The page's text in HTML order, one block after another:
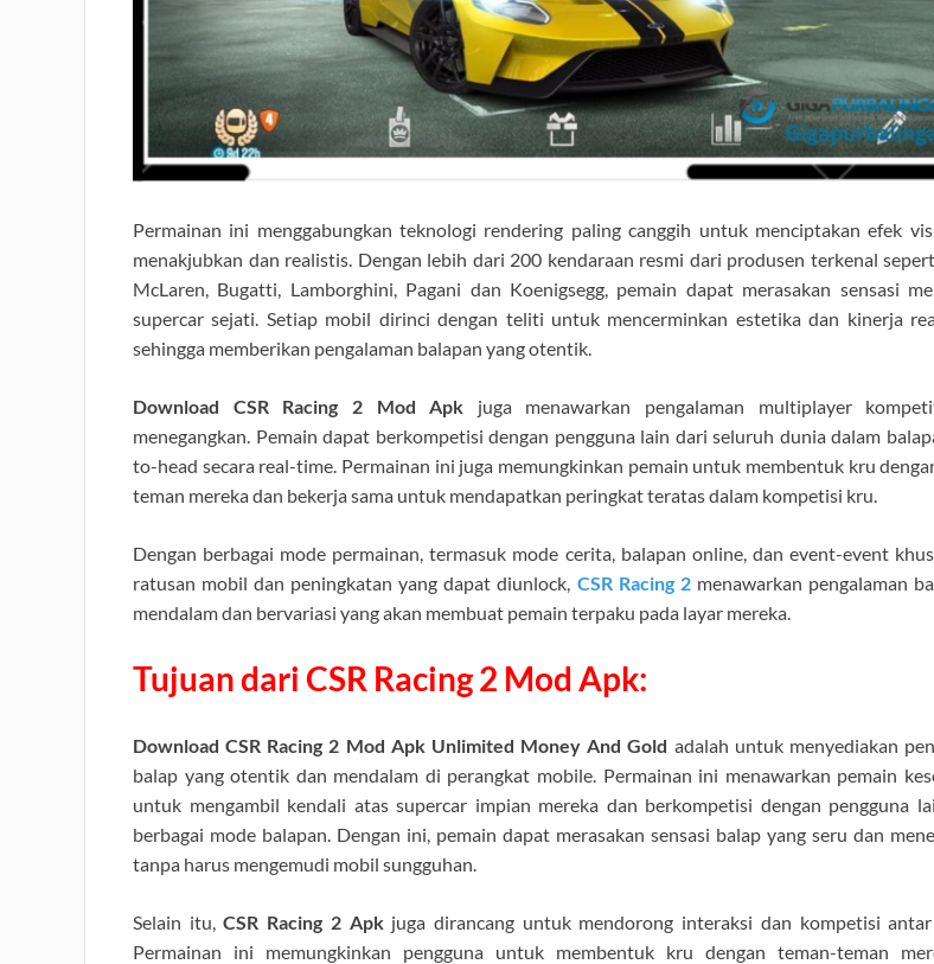
Permainan ini menggabungkan teknologi rendering paling canggih untuk menciptakan efek
menakjubkan dan realistis. Dengan lebih dari 200 kendaraan resmi dari produsen terkenal
McLaren, Bugatti, Lamborghini, Pagani dan Koenigsegg, pemain dapat merasakan sensasi
supercar sejati. Setiap mobil dirinci dengan teliti untuk mencerminkan estetika dan kinerja
sehingga memberikan pengalaman balapan yang otentik.
Download CSR Racing 2 Mod Apk juga menawarkan pengalaman multiplayer
menegangkan. Pemain dapat berkompetisi dengan pengguna lain dari seluruh dunia dalam
to-head secara real-time. Permainan ini juga memungkinkan pemain untuk membentuk kru
teman mereka dan bekerja sama untuk mendapatkan peringkat teratas dalam kompetisi kru.
Dengan berbagai mode permainan, termasuk mode cerita, balapan online, dan event-event
ratusan mobil dan peningkatan yang dapat diunlock, CSR Racing 2menawarkan pengalaman
mendalam dan bervariasi yang akan membuat pemain terpaku pada layar mereka.
Tujuan dari CSR Racing 2 Mod Apk:
Download CSR Racing 2 Mod Apk Unlimited Money And Gold adalah untuk menyediakan
balap yang otentik dan mendalam di perangkat mobile. Permainan ini menawarkan pemain
untuk mengambil kendali atas supercar impian mereka dan berkompetisi dengan pengguna
berbagai mode balapan. Dengan ini, pemain dapat merasakan sensasi balap yang seru dan
tanpa harus mengemudi mobil sungguhan.
Selain itu,CSR Racing 2 Apkjuga dirancang untuk mendorong interaksi dan kompetisi antar
Permainan ini memungkinkan pengguna untuk membentuk kru dengan teman-teman